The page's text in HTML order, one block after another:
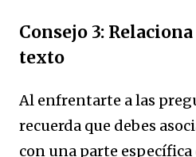
Consejo 3:
texto
Al enfrentarte a las
recuerda que debes
con una parte